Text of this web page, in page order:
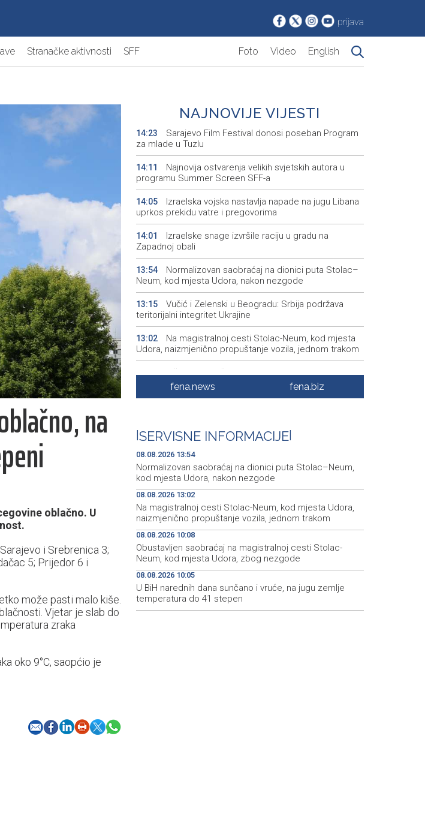
prijava
Stranačke aktivnosti SFF Foto Video English
na
oblačno. U
i Srebrenica 3;
5; Prijedor 6 i
može pasti malo kiše.
Vjetar je slab do
zraka
oko 9°C, saopćio je
NAJNOVIJE VIJESTI
14:23
Sarajevo Film Festival donosi poseban Program
za mlade u Tuzlu
14:11
Najnovija ostvarenja velikih svjetskih autora u
programu Summer Screen SFF-a
14:05
Izraelska vojska nastavlja napade na jugu Libana
uprkos prekidu vatre i pregovorima
14:01
Izraelske snage izvršile raciju u gradu na
Zapadnoj obali
13:54
Normalizovan saobraćaj na dionici puta Stolac–
Neum, kod mjesta Udora, nakon nezgode
13:15
Vučić i Zelenski u Beogradu: Srbija podržava
teritorijalni integritet Ukrajine
13:02
Na magistralnoj cesti Stolac-Neum, kod mjesta
Udora, naizmjenično propuštanje vozila, jednom trakom
Više od 500 učesnika na Drinskoj regati od
Modrana do Goražda
12:39 Saopćenje za javnost Republikanci BiH
fena.news fena.biz
SERVISNE INFORMACIJE|
08.08.2026 13:54
Normalizovan saobraćaj na dionici puta Stolac–Neum,
kod mjesta Udora, nakon nezgode
08.08.2026 13:02
Na magistralnoj cesti Stolac-Neum, kod mjesta Udora,
naizmjenično propuštanje vozila, jednom trakom
08.08.2026 10:08
Obustavljen saobraćaj na magistralnoj cesti Stolac-
Neum, kod mjesta Udora, zbog nezgode
08.08.2026 10:05
U BiH narednih dana sunčano i vruće, na jugu zemlje
temperatura do 41 stepen